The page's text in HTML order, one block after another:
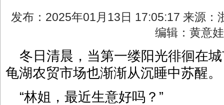
发布：2025年01月13日 17:05:17 来源
编辑：黄意
冬日清晨，当第一缕阳光徘徊在
龟湖农贸市场也渐渐从沉睡中苏醒。
“林姐，最近生意好吗？”